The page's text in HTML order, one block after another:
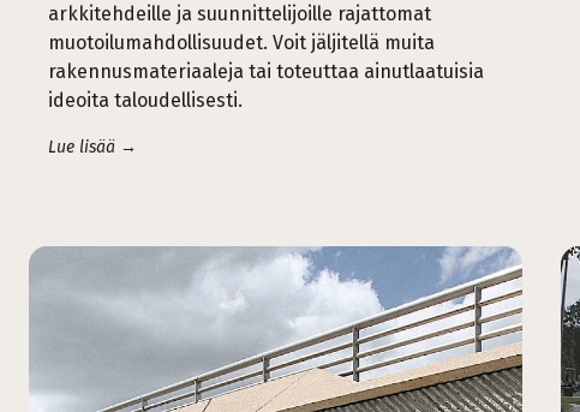
arkkitehdeille ja suunnittelijoille rajattomat
muotoilumahdollisuudet. Voit jäljitellä muita
rakennusmateriaaleja tai toteuttaa ainutlaatuisia
ideoita taloudellisesti.
Lue lisää →